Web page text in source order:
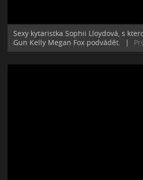
Sexy kytaristka Sophii Lloydová, s
Gun Kelly Megan Fox podvádět.
|